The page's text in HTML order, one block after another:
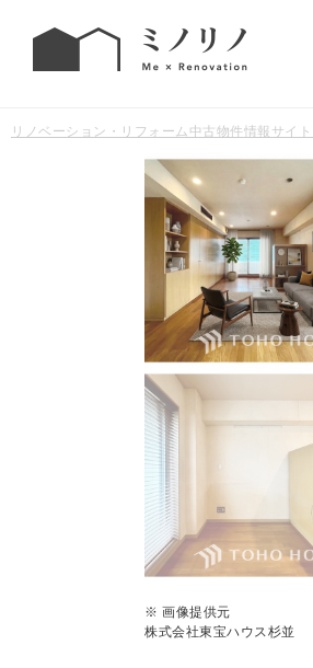
リノベーション・リフォーム中古物件情報サイト
※ 画像提供元
株式会社東宝ハウス杉並